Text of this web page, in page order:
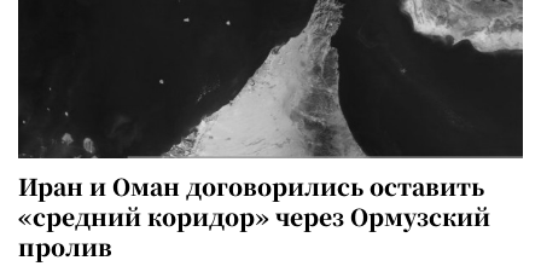
Иран и Оман договорились оставить
«средний коридор» через Ормузский
пролив